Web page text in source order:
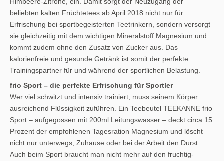
beliebten kalten Früchtetees ab April 2018 nicht nur für
Erfrischung bei sportbegeisterten Teetrinkern, sondern versorgt
sie gleichzeitig mit dem wichtigen Mineralstoff Magnesium und
kommt zudem ohne den Zusatz von Zucker aus. Das
kalorienfreie und gesunde Getränk ist somit der perfekte
Trainingspartner für und während der sportlichen Belastung.
frio Sport – die perfekte Erfrischung für Sportler
Wer viel schwitzt und intensiv trainiert, muss seinem Körper
ausreichend Flüssigkeit zuführen. Ein Teebeutel TEEKANNE frio
Sport – aufgegossen mit 200ml Leitungswasser – deckt circa 15
Prozent der empfohlenen Tagesration Magnesium und löscht
nicht nur unterwegs, Zuhause oder bei der Arbeit den Durst.
Auch beim Sport braucht man nicht mehr auf den fruchtig-